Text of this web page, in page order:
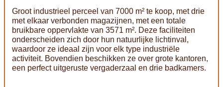
Groot industrieel perceel van 7000 m² te koop, met drie
met elkaar verbonden magazijnen, met een totale
bruikbare oppervlakte van 3571 m². Deze faciliteiten
onderscheiden zich door hun natuurlijke lichtinval,
waardoor ze ideaal zijn voor elk type industriële
activiteit. Bovendien beschikken ze over grote kantoren,
een perfect uitgeruste vergaderzaal en drie badkamers.